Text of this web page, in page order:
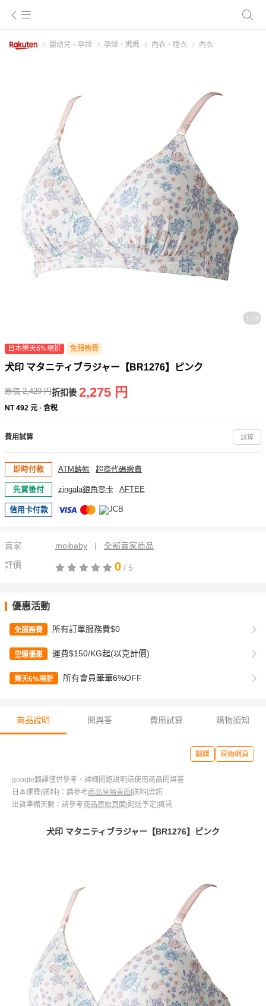
嬰幼兒、孕婦 孕婦、媽媽 內衣、睡衣 內衣
1 / 3
日本樂天6%現折 免服務費
犬印 マタニティブラジャー【BR1276】ピンク
原價2,420円折扣後 2,275 円
NT492 元 · 含稅
費用試算 試算
即時付款 ATM轉帳 超商代碼繳費
先買後付 zingala銀角零卡 AFTEE
信用卡付款
賣家 moibaby |
全部賣家商品
評價
0/ 5
優惠活動
免服務費 所有訂單服務費$0
空運優惠 運費$150/KG起(以克計價)
樂天6%現折 所有會員筆筆6%OFF
商品說明 問與答 費用試算 購物須知
翻譯 原始網頁
google翻譯僅供參考，詳細問題說明請使用商品問與答
日本運費(送料)：請參考商品原始頁面 [送料]資訊
出貨準備天數：請參考商品原始頁面 [配送予定]資訊
犬印 マタニティブラジャー【BR1276】ピンク